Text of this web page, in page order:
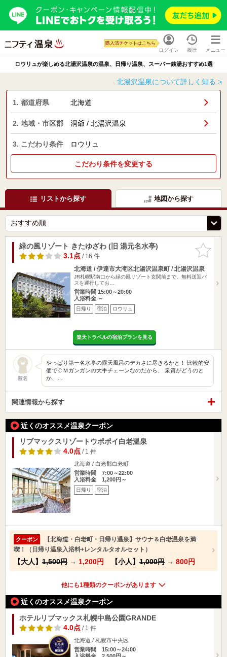
ログイン
購入済チケットはこちら
履歴 メニュー
ロウリュが楽しめる北湯沢温泉の温泉、日帰り温泉、スーパー銭湯おすすめ1選
北湯沢温泉について詳しく知る >
1. 都道府県 北海道
2. 地域・市区郡 洞爺 / 北湯沢温泉
3. こだわり条件 ロウリュ
こだわり条件を変更する
リストから探す 地図から探す
お気に入
りに追加
緑の風リゾート きたゆざわ (旧 湯元名水亭)
3.1点/ 16 件
北海道 / 伊達市大滝区北湯沢温泉町 / 北湯沢温泉
JR札幌駅南口から緑の風リゾート玄関前まで、無料送迎バ
スを運行してお…
営業時間 15:00～20:00
入浴料金 ～
日帰り 宿泊 ロウリュ
楽天トラベルの宿泊プランを見る
匿名
やっぱり第一名水亭の露天風呂のデカさに尽きるかと！ 比較的安
価でＣＭガンガンの大手チェーンなのだから、 泉質がどうのと
か、…
関連情報から探す
近くのオススメ温泉クーポン
リブマックスリゾートウポポイ白老温泉
4.0点/ 1 件
北海道 / 白老郡白老町
営業時間 7:00～22:00
入浴料金 1,200円～
日帰り 宿泊
クーポン
【北海道・白老町・日帰り温泉】サウナ＆白老温泉を満
喫！（日帰り温泉入浴料+レンタルタオルセット）
【大人】 1,500円 → 1,200円 【小人】 1,000円 → 800円
他にも1種類のクーポンがあります
近くのオススメ温泉クーポン
ホテルリブマックス札幌中島公園GRANDE
4.0点/ 1 件
北海道 / 札幌市中央区
営業時間 15:00～24:00